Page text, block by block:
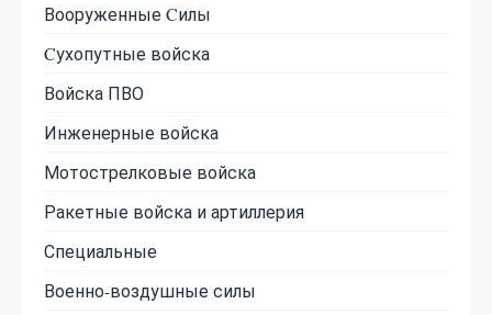
Вооруженные Cилы
Cухопутные войска
Войска ПВО
Инженерные войска
Мотострелковые войска
Ракетные войска и артиллерия
Специальные
Военно-воздушные силы